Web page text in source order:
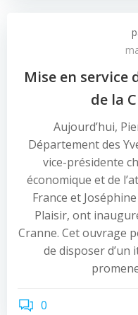
Mise en service
de la
Aujourd’hui,
Département des
vice-présidente
économique et de
France et
Plaisir, ont
Cranne. Cet ouvrage
de disposer
0